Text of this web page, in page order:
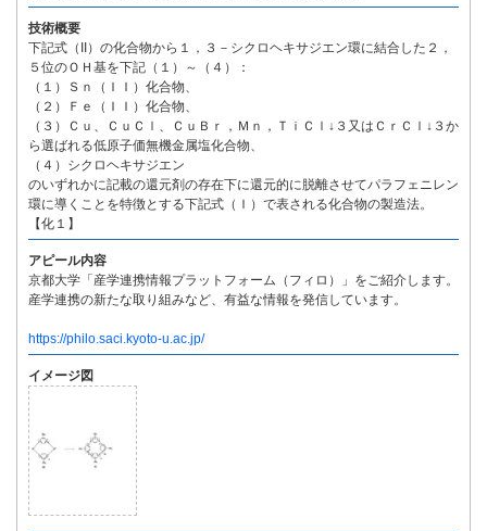
技術概要
下記式（II）の化合物から１，３－シクロヘキサジエン環に結合した２，
５位のＯＨ基を下記（１）～（４）：
（１）Ｓｎ（ＩＩ）化合物、
（２）Ｆｅ（ＩＩ）化合物、
（３）Ｃｕ、ＣｕＣｌ、ＣｕＢｒ，Ｍｎ，ＴｉＣｌ↓３又はＣｒＣｌ↓３か
ら選ばれる低原子価無機金属塩化合物、
（４）シクロヘキサジエン
のいずれかに記載の還元剤の存在下に還元的に脱離させてパラフェニレン
環に導くことを特徴とする下記式（Ｉ）で表される化合物の製造法。
【化１】
アピール内容
京都大学「産学連携情報プラットフォーム（フィロ）」をご紹介します。
産学連携の新たな取り組みなど、有益な情報を発信しています。
https://philo.saci.kyoto-u.ac.jp/
イメージ図